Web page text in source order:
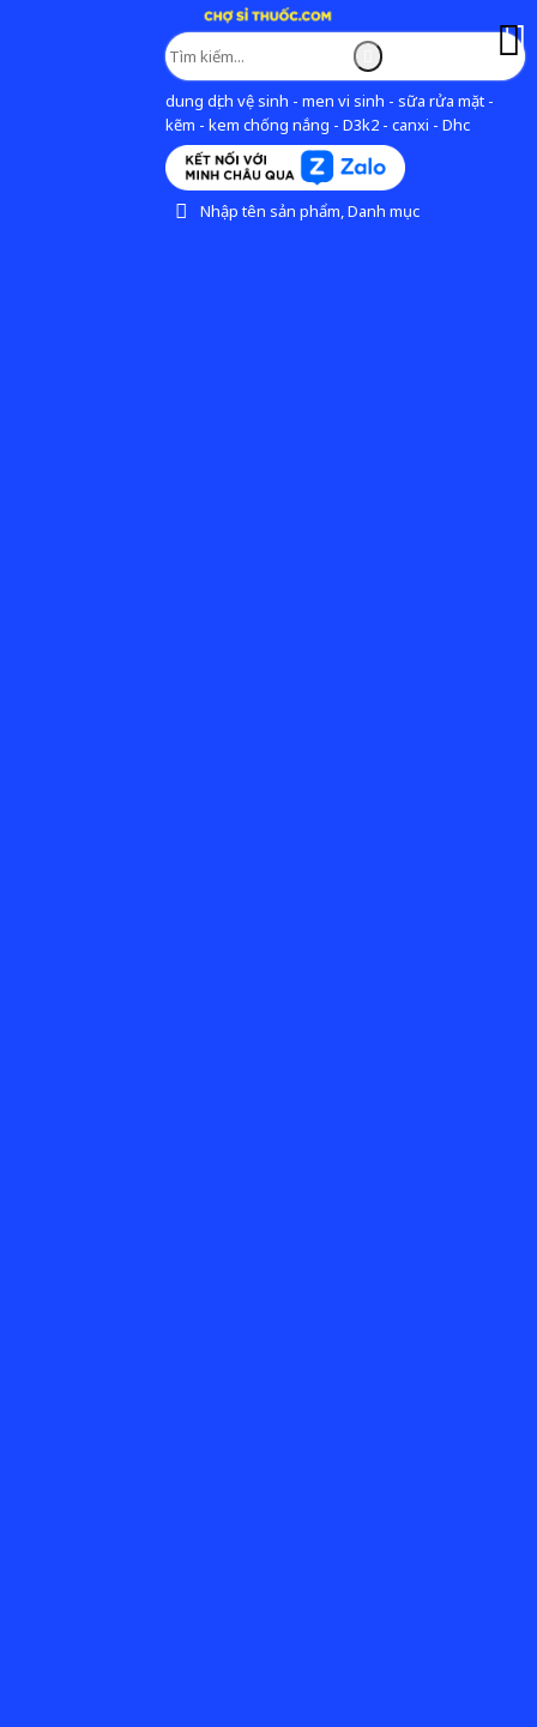
dung dịch vệ sinh - men vi sinh - sữa rửa mặt -
kẽm - kem chống nắng - D3k2 - canxi - Dhc
Nhập tên sản phẩm, Danh mục